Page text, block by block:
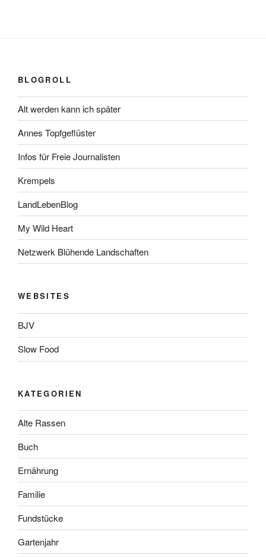
BLOGROLL
Alt werden kann ich später
Annes Topfgeflüster
Infos für Freie Journalisten
Krempels
LandLebenBlog
My Wild Heart
Netzwerk Blühende Landschaften
WEBSITES
BJV
Slow Food
KATEGORIEN
Alte Rassen
Buch
Ernährung
Familie
Fundstücke
Gartenjahr